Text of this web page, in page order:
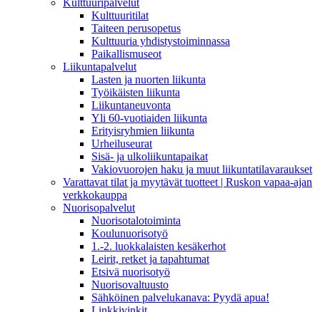
Kulttuuritilat
Taiteen perusopetus
Kulttuuria yhdistystoiminnassa
Paikallismuseot
Liikuntapalvelut
Lasten ja nuorten liikunta
Työikäisten liikunta
Liikuntaneuvonta
Yli 60-vuotiaiden liikunta
Erityisryhmien liikunta
Urheiluseurat
Sisä- ja ulkoliikuntapaikat
Vakiovuorojen haku ja muut liikuntatilavaraukset
Varattavat tilat ja myytävät tuotteet | Ruskon vapaa-ajan
verkkokauppa
Nuorisopalvelut
Nuorisotalotoiminta
Koulunuorisotyö
1.-2. luokkalaisten kesäkerhot
Leirit, retket ja tapahtumat
Etsivä nuorisotyö
Nuorisovaltuusto
Sähköinen palvelukanava: Pyydä apua!